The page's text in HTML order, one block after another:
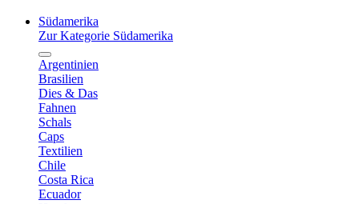
Südamerika
Zur Kategorie Südamerika
Argentinien
Brasilien
Dies & Das
Fahnen
Schals
Caps
Textilien
Chile
Costa Rica
Ecuador